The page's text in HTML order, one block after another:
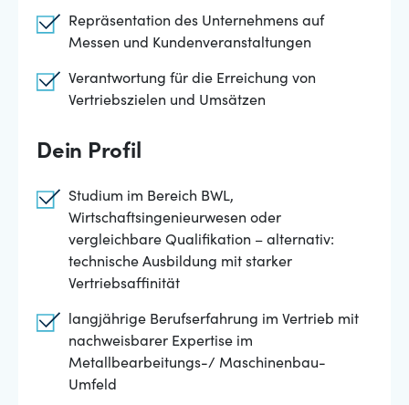
Repräsentation des Unternehmens auf
Messen und Kundenveranstaltungen
Verantwortung für die Erreichung von
Vertriebszielen und Umsätzen
Dein Profil
Studium im Bereich BWL,
Wirtschaftsingenieurwesen oder
vergleichbare Qualifikation – alternativ:
technische Ausbildung mit starker
Vertriebsaffinität
langjährige Berufserfahrung im Vertrieb mit
nachweisbarer Expertise im
Metallbearbeitungs-/ Maschinenbau-
Umfeld